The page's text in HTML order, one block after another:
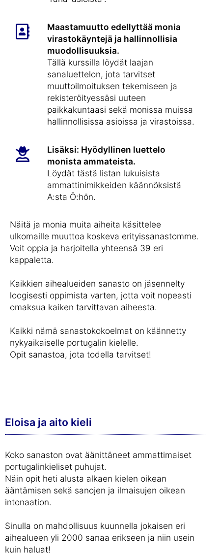
Maastamuutto edellyttää monia
virastokäyntejä ja hallinnollisia
muodollisuuksia.
Tällä kurssilla löydät laajan
sanaluettelon, jota tarvitset
muuttoilmoituksen tekemiseen ja
rekisteröityessäsi uuteen
paikkakuntaasi sekä monissa muissa
hallinnollisissa asioissa ja virastoissa.
Lisäksi: Hyödyllinen luettelo
monista ammateista.
Löydät tästä listan lukuisista
ammattinimikkeiden käännöksistä
A:sta Ö:hön.
Näitä ja monia muita aiheita käsittelee
ulkomaille muuttoa koskeva erityissanastomme.
Voit oppia ja harjoitella yhteensä 39 eri
kappaletta.
Kaikkien aihealueiden sanasto on jäsennelty
loogisesti oppimista varten, jotta voit nopeasti
omaksua kaiken tarvittavan aiheesta.
Kaikki nämä sanastokokoelmat on käännetty
nykyaikaiselle portugalin kielelle.
Opit sanastoa, jota todella tarvitset!
Eloisa ja aito kieli
Koko sanaston ovat äänittäneet ammattimaiset
portugalinkieliset puhujat.
Näin opit heti alusta alkaen kielen oikean
ääntämisen sekä sanojen ja ilmaisujen oikean
intonaation.
Sinulla on mahdollisuus kuunnella jokaisen eri
aihealueen yli 2000 sanaa erikseen ja niin usein
kuin haluat!